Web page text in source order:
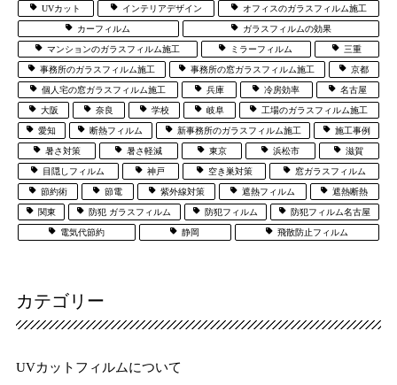
UVカット インテリアデザイン オフィスのガラスフィルム施工
カーフィルム ガラスフィルムの効果
マンションのガラスフィルム施工 ミラーフィルム 三重
事務所のガラスフィルム施工 事務所の窓ガラスフィルム施工 京都
個人宅の窓ガラスフィルム施工 兵庫 冷房効率 名古屋
大阪 奈良 学校 岐阜 工場のガラスフィルム施工
愛知 断熱フィルム 新事務所のガラスフィルム施工 施工事例
暑さ対策 暑さ軽減 東京 浜松市 滋賀
目隠しフィルム 神戸 空き巣対策 窓ガラスフィルム
節約術 節電 紫外線対策 遮熱フィルム 遮熱断熱
関東 防犯 ガラスフィルム 防犯フィルム 防犯フィルム名古屋
電気代節約 静岡 飛散防止フィルム
カテゴリー
UVカットフィルムについて